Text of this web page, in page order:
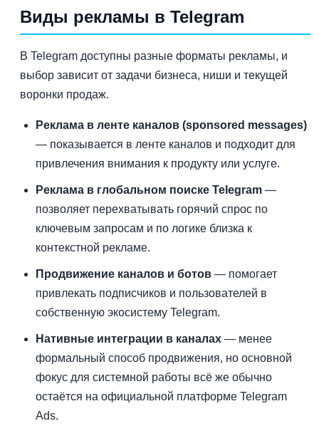
Виды рекламы в Telegram
В Telegram доступны разные форматы рекламы, и
выбор зависит от задачи бизнеса, ниши и текущей
воронки продаж.
Реклама в ленте каналов (sponsored messages)
— показывается в ленте каналов и подходит для
привлечения внимания к продукту или услуге.
Реклама в глобальном поиске Telegram —
позволяет перехватывать горячий спрос по
ключевым запросам и по логике близка к
контекстной рекламе.
Продвижение каналов и ботов — помогает
привлекать подписчиков и пользователей в
собственную экосистему Telegram.
Нативные интеграции в каналах — менее
формальный способ продвижения, но основной
фокус для системной работы всё же обычно
остаётся на официальной платформе Telegram
Ads.